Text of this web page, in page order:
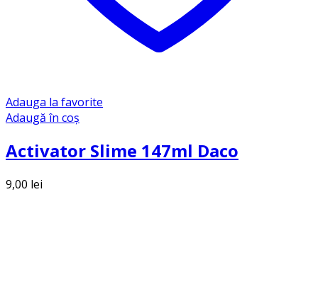
Adauga la favorite
Adaugă în coș
Activator Slime 147ml Daco
9,00 lei